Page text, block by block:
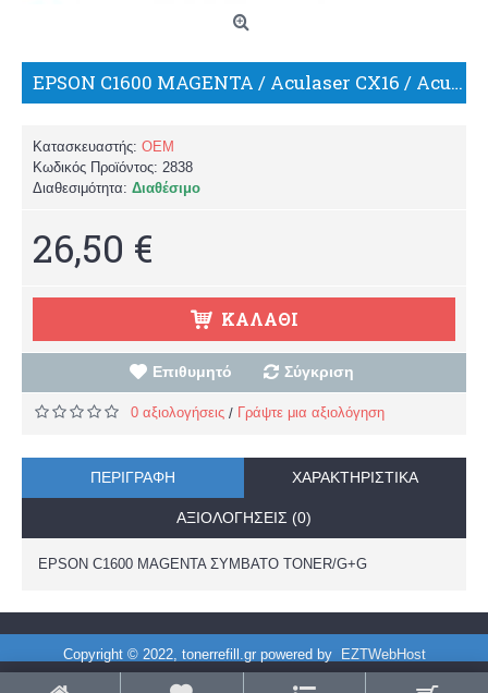
EPSON C1600 MAGENTA / Aculaser CX16 / Aculaser CX16DNF / Aculaser CX16DTNF / Aculaser CX16NF/C13S050555-Μ ΣΥΜΒΑΤΟ TONER/G+G
Κατασκευαστής: OEM
Κωδικός Προϊόντος: 2838
Διαθεσιμότητα: Διαθέσιμο
26,50 €
ΚΑΛΆΘΙ
Επιθυμητό Σύγκριση
0 αξιολογήσεις / Γράψτε μια αξιολόγηση
ΠΕΡΙΓΡΑΦΉ ΧΑΡΑΚΤΗΡΙΣΤΙΚΆ
ΑΞΙΟΛΟΓΉΣΕΙΣ (0)
EPSON C1600 MAGENTA ΣΥΜΒΑΤΟ TONER/G+G
Copyright © 2022, tonerrefill.gr powered by EZTWebHost